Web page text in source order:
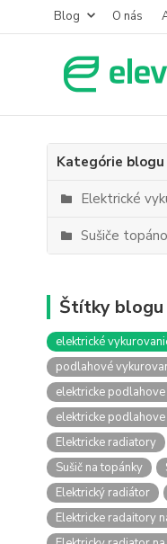
Blog O nás
Kategórie blogu
Elektrické
Sušiče
Štítky blogu
elektrické
podlahové
elektricke
elektricke
Elektricke radiatory
Sušič na topánky
Elektrický radiátor
Elektricke radaitory